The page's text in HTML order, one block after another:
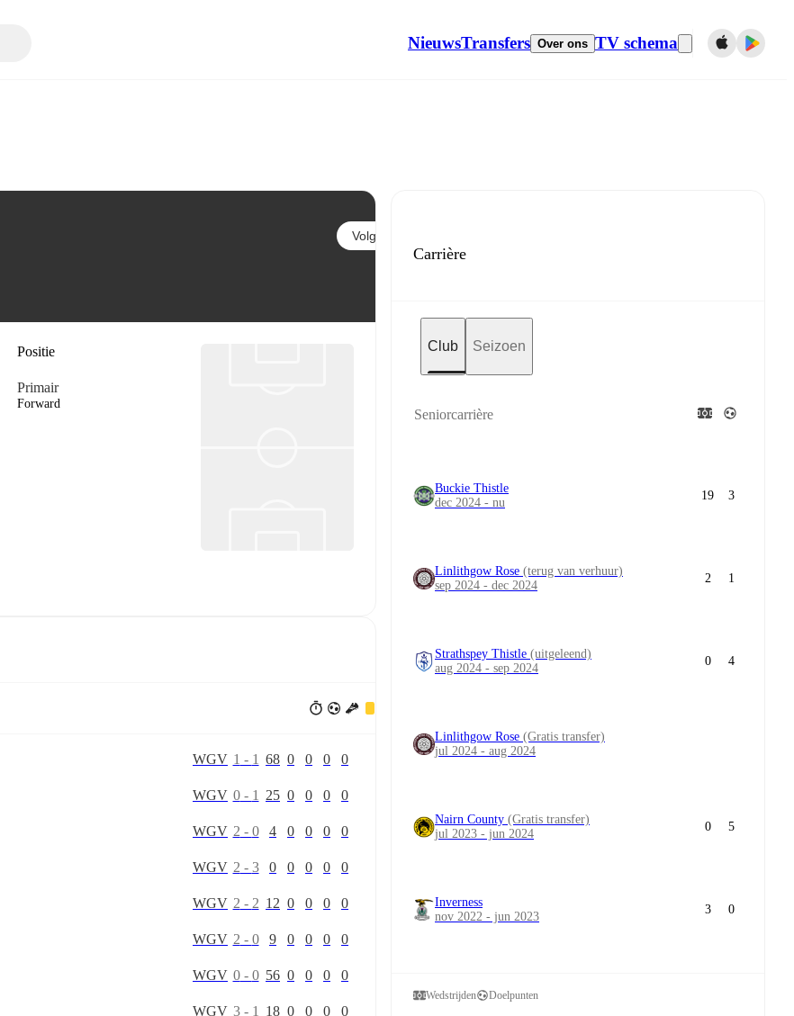
NieuwsTransfers Over ons TV schema
Volgen
Positie
Primair
Forward
WGV 1 - 1 68 0 0 0 0
WGV 0- 1 25 0 0 0 0
WGV 2 - 0 4 0 0 0 0
WGV 2 - 3 0 0 0 0 0
WGV 2 - 2 12 0 0 0 0
WGV 2 - 0 9 0 0 0 0
WGV 0- 0 56 0 0 0 0
WGV 3- 1 18 0 0 0 0
Carrière
Club Seizoen
Seniorcarrière
Buckie Thistle
dec 2024 - nu
19 3
Linlithgow Rose (terug van verhuur)
sep 2024 - dec 2024
2 1
Strathspey Thistle (uitgeleend)
aug 2024 - sep 2024
0 4
Linlithgow Rose (Gratis transfer)
jul 2024 - aug 2024
Nairn County (Gratis transfer)
jul 2023 - jun 2024
0 5
Inverness
nov 2022 - jun 2023
3 0
Wedstrijden Doelpunten